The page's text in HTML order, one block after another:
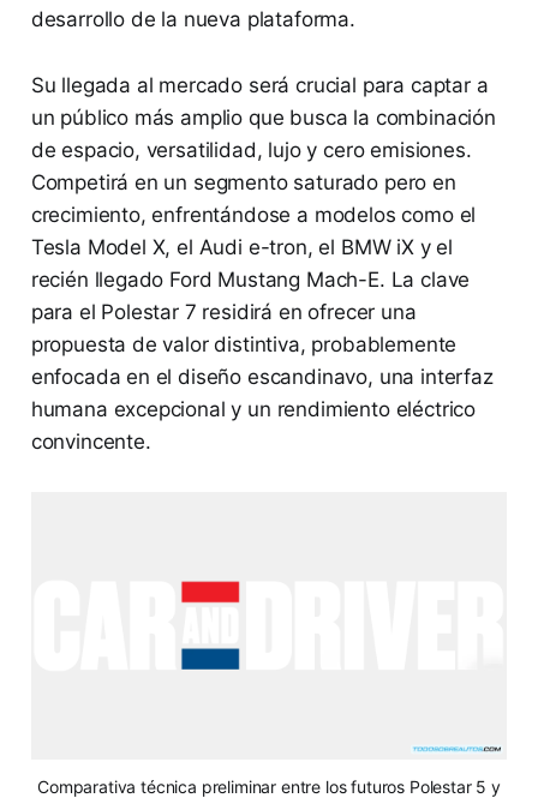
desarrollo de la nueva plataforma.
Su llegada al mercado será crucial para captar a
un público más amplio que busca la combinación
de espacio, versatilidad, lujo y cero emisiones.
Competirá en un segmento saturado pero en
crecimiento, enfrentándose a modelos como el
Tesla Model X, el Audi e-tron, el BMW iX y el
recién llegado Ford Mustang Mach-E. La clave
para el Polestar 7 residirá en ofrecer una
propuesta de valor distintiva, probablemente
enfocada en el diseño escandinavo, una interfaz
humana excepcional y un rendimiento eléctrico
convincente.
Comparativa técnica preliminar entre los futuros Polestar 5 y